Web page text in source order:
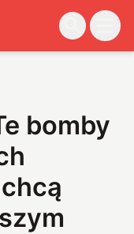
bomby